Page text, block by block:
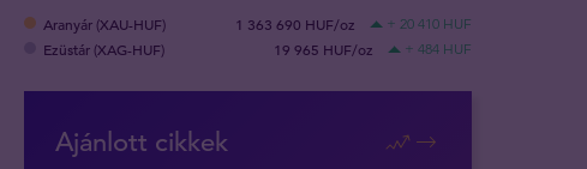
Aranyár (XAU-HUF) 1 363 690 HUF/oz + 20 410 HUF
Ezüstár (XAG-HUF) 19 965 HUF/oz + 484 HUF
Ajánlott cikkek